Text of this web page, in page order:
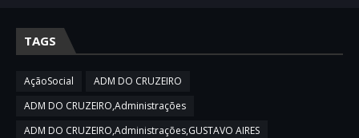
TAGS
AçãoSocial
ADM DO CRUZEIRO
ADM DO CRUZEIRO,Administrações
ADM DO CRUZEIRO,Administrações,GUSTAVO AIRES